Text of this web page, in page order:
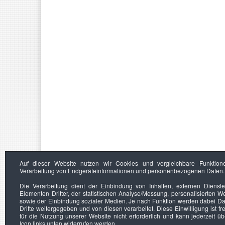
Auf dieser Website nutzen wir Cookies und vergleichbare
Verarbeitung von Endgeräteinformationen und personenbezogenen Daten.
Die Verarbeitung dient der Einbindung von Inhalten, externen
Elementen Dritter, der statistischen Analyse/Messung, personalisierten
sowie der Einbindung sozialer Medien. Je nach Funktion werden dabei
Dritte weitergegeben und von diesen verarbeitet. Diese Einwilligung ist
für die Nutzung unserer Website nicht erforderlich und kann jederzeit
Icon links unten widerrufen werden.